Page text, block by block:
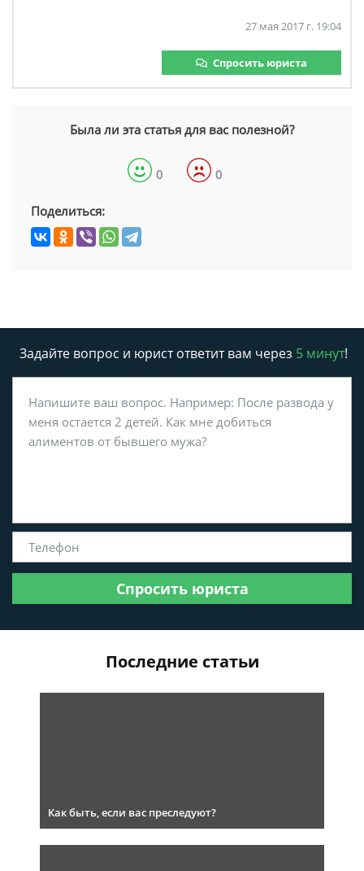
27 мая 2017 г. 19:04
Спросить юриста
Была ли эта статья для вас полезной?
0 0
Поделиться:
Задайте вопрос и юрист ответит вам через 5 минут!
Спросить юриста
Последние статьи
Как быть, если вас преследуют?